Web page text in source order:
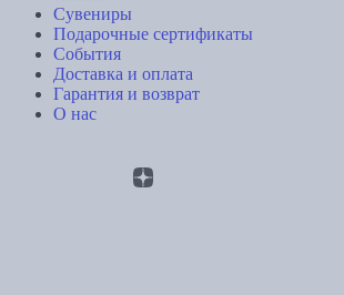
Сувениры
Подарочные сертификаты
События
Доставка и оплата
Гарантия и возврат
О нас